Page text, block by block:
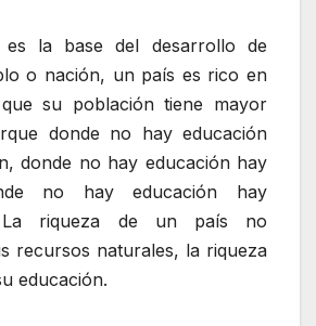
es la base del desarrollo de
o nación, un país es rico en
su población tiene mayor
donde no hay educación
donde no hay educación hay
no hay educación hay
La riqueza de un país no
recursos naturales, la riqueza
educación.